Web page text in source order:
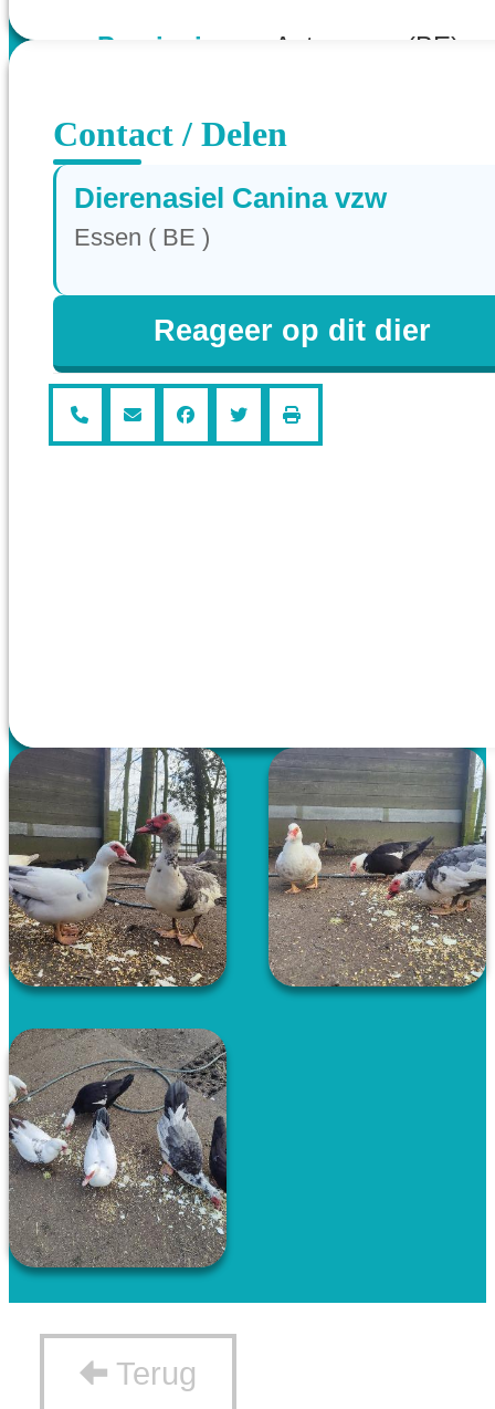
Provincie Antwerpen (BE)
Contact / Delen
Dierenasiel Canina vzw
Essen ( BE )
Reageer op dit dier
Terug